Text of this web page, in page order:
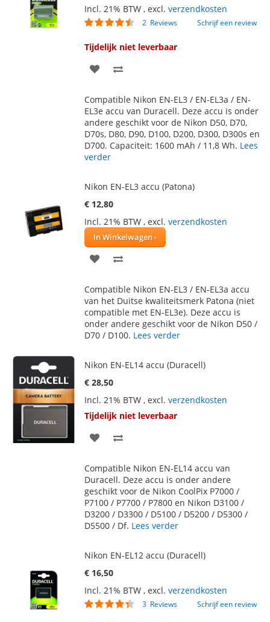
Incl. 21% BTW , excl. verzendkosten
Waardering:
2 Reviews Schrijf een review
Tijdelijk niet leverbaar
VOEG
AAN
VERLANGLIJST
TE
VERGELIJKEN
Compatible Nikon EN-EL3 / EN-EL3a / EN-
EL3e accu van Duracell. Deze accu is onder
andere geschikt voor de Nikon D50, D70,
D70s, D80, D90, D100, D200, D300, D300s en
D700. Capaciteit: 1600 mAh / 11,8 Wh. Lees
verder
Nikon EN-EL3 accu (Patona)
€ 12,80
Incl. 21% BTW , excl. verzendkosten
In Winkelwagen
VOEG
AAN
VERLANGLIJST
TE
VERGELIJKEN
Compatible Nikon EN-EL3 / EN-EL3a accu
van het Duitse kwaliteitsmerk Patona (niet
compatible met EN-EL3e). Deze accu is
onder andere geschikt voor de Nikon D50 /
D70 / D100. Lees verder
Nikon EN-EL14 accu (Duracell)
€ 28,50
Incl. 21% BTW , excl. verzendkosten
Tijdelijk niet leverbaar
VOEG
AAN
VERLANGLIJST
TE
VERGELIJKEN
Compatible Nikon EN-EL14 accu van
Duracell. Deze accu is onder andere
geschikt voor de Nikon CoolPix P7000 /
P7100 / P7700 / P7800 en Nikon D3100 /
D3200 / D3300 / D5100 / D5200 / D5300 /
D5500 / Df. Lees verder
Nikon EN-EL12 accu (Duracell)
€ 16,50
Incl. 21% BTW , excl. verzendkosten
Waardering:
3 Reviews Schrijf een review